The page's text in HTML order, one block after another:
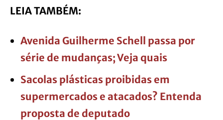
LEIA TAMBÉM:
Avenida Guilherme Schell passa por
série de mudanças; Veja quais
Sacolas plásticas proibidas em
supermercados e atacados? Entenda
proposta de deputado